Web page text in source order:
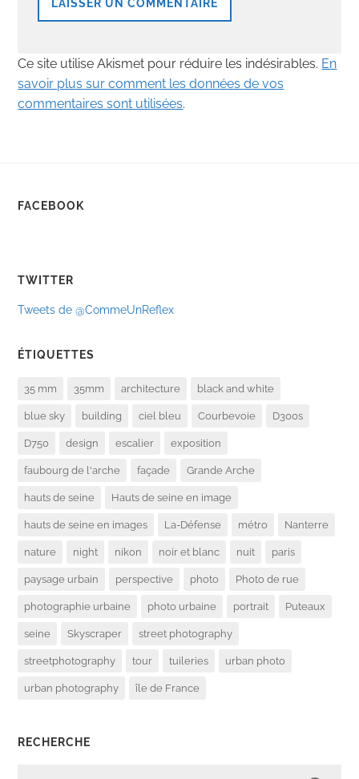
Ce site utilise Akismet pour réduire les indésirables. En
savoir plus sur comment les données de vos
commentaires sont utilisées.
FACEBOOK
TWITTER
Tweets de @CommeUnReflex
ÉTIQUETTES
35 mm 35mm architecture black and white
blue sky building ciel bleu Courbevoie D300s
D750 design escalier exposition
faubourg de l'arche façade Grande Arche
hauts de seine Hauts de seine en image
hauts de seine en images La-Défense métro Nanterre
nature night nikon noir et blanc nuit paris
paysage urbain perspective photo Photo de rue
photographie urbaine photo urbaine portrait Puteaux
seine Skyscraper street photography
streetphotography tour tuileries urban photo
urban photography île de France
RECHERCHE